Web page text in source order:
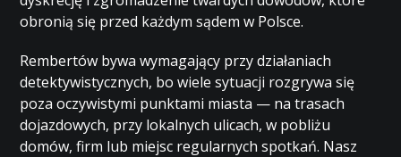
obronią się przed każdym sądem w Polsce.
Rembertów bywa wymagający przy działaniach
detektywistycznych, bo wiele sytuacji rozgrywa się
poza oczywistymi punktami miasta — na trasach
dojazdowych, przy lokalnych ulicach, w pobliżu
domów, firm lub miejsc regularnych spotkań. Nasz